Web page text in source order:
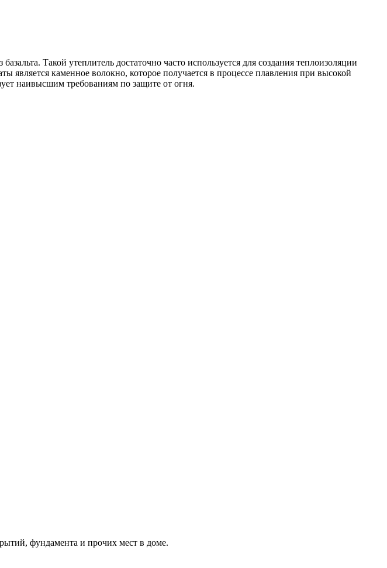
Такой утеплитель достаточно часто используется для создания теплоизоляции
является каменное волокно, которое получается в процессе плавления при высокой
наивысшим требованиям по защите от огня.
фундамента и прочих мест в доме.